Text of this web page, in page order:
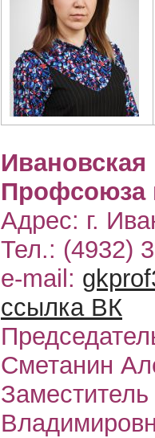
Ивановская
Профсоюза
Адрес: г.
Тел.: (4932)
e-mail:
ссылка ВК
Сметанин